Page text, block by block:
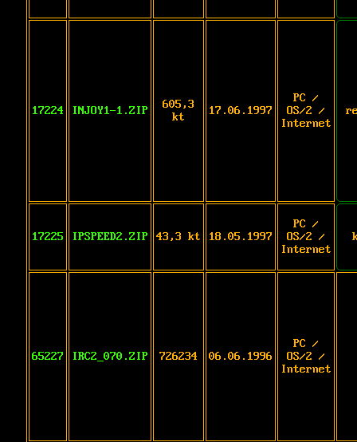
17224 INJOY1-1.ZIP
605,3
kt
17.06.1997
PC /
OS/2 /
Internet
17225 IPSPEED2.ZIP 43,3 kt 18.05.1997
PC /
OS/2 /
Internet
65227 IRC2_070.ZIP 726234 06.06.1996
PC /
OS/2 /
Internet